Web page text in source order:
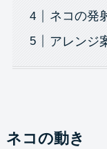
ネコの発
アレンジ
ネコの動き